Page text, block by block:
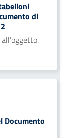
di
Documento